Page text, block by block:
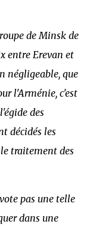
de Minsk de
entre Erevan et
négligeable, que
l'Arménie, c'est
des
décidés les
traitement des
pas une telle
dans une